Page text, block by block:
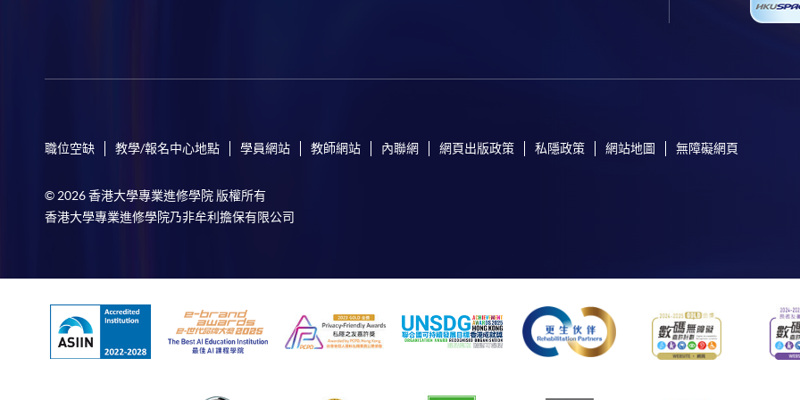
職位空缺 教學/報名中心地點 學員網站 教師網站 內聯網 網頁出版政策 私隱政策 網站地圖 無障礙網頁
© 2026 香港大學專業進修學院 版權所有
香港大學專業進修學院乃非牟利擔保有限公司